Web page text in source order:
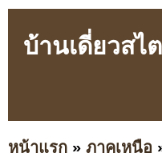
บ้านเดี่ยวสไ
หน้าแรก » ภาคเหนือ